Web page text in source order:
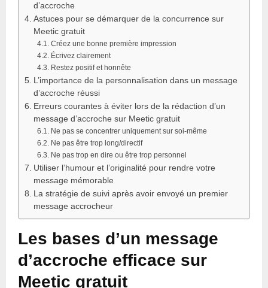
d’accroche
Astuces pour se démarquer de la concurrence sur
Meetic gratuit
Créez une bonne première impression
Écrivez clairement
Restez positif et honnête
L’importance de la personnalisation dans un message
d’accroche réussi
Erreurs courantes à éviter lors de la rédaction d’un
message d’accroche sur Meetic gratuit
Ne pas se concentrer uniquement sur soi-même
Ne pas être trop long/directif
Ne pas trop en dire ou être trop personnel
Utiliser l’humour et l’originalité pour rendre votre
message mémorable
La stratégie de suivi après avoir envoyé un premier
message accrocheur
Les bases d’un message
d’accroche efficace sur
Meetic gratuit